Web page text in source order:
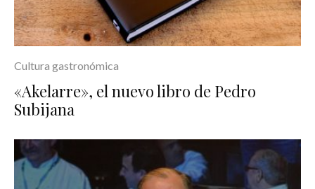
Cultura gastronómica
«Akelarre», el nuevo libro de Pedro
Subijana